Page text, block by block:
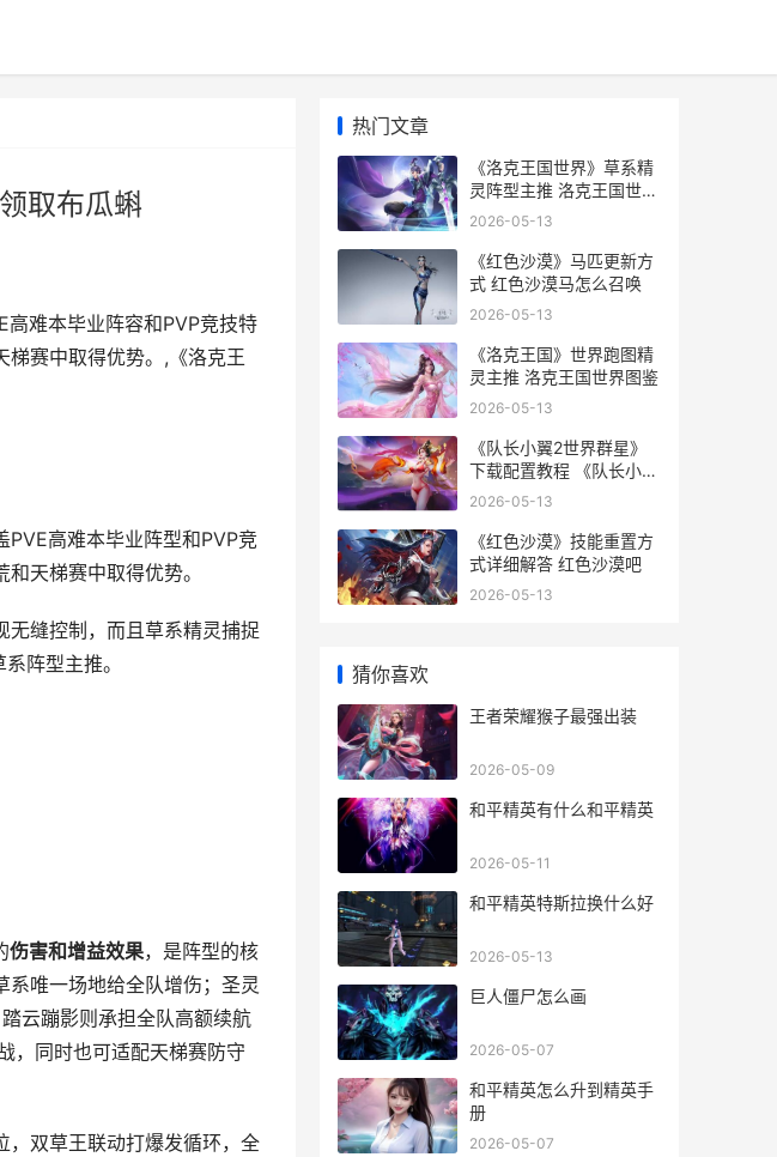
取布瓜蝌
难本毕业阵容和PVP竞技特
梯赛中取得优势。,《洛克王
高难本毕业阵型和PVP竞
天梯赛中取得优势。
无缝控制，而且草系精灵捕捉
阵型主推。
伤害和增益效果，是阵型的核
唯一场地给全队增伤；圣灵
云蹦影则承担全队高额续航
，同时也可适配天梯赛防守
，双草王联动打爆发循环，全
热门文章
《洛克王国世界》草系精
灵阵型主推 洛克王国世界
官网领取布瓜蝌
2026-05-13
《红色沙漠》马匹更新方
式 红色沙漠马怎么召唤
2026-05-13
《洛克王国》世界跑图精
灵主推 洛克王国世界图鉴
2026-05-13
《队长小翼2世界群星》
下载配置教程 《队长小翼
2世少篇国语版中文配
2026-05-13
《红色沙漠》技能重置方
式详细解答 红色沙漠吧
2026-05-13
猜你喜欢
王者荣耀猴子最强出装
2026-05-09
和平精英有什么和平精英
2026-05-11
和平精英特斯拉换什么好
2026-05-13
巨人僵尸怎么画
2026-05-07
和平精英怎么升到精英手
册
2026-05-07